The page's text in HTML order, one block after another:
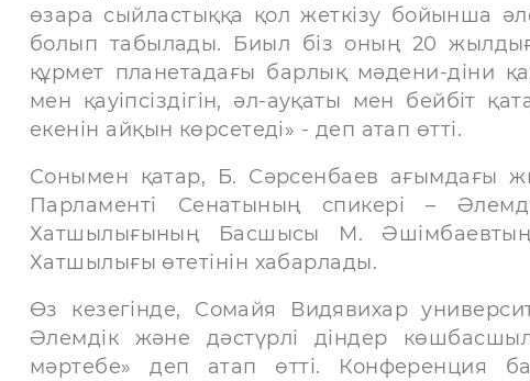
өзара сыйластыққа қол жеткізу бойынша
болып табылады. Биыл біз оның 20
құрмет планетадағы барлық мәдени-діни
мен қауіпсіздігін, әл-ауқаты мен бейбіт
екенін айқын көрсетеді» - деп атап өтті.
Сонымен қатар, Б. Сәрсенбаев ағымдағы
Парламенті Сенатының спикері –
Хатшылығының Басшысы М.
Хатшылығы өтетінін хабарлады.
Өз кезегінде, Сомайя Видявихар
Әлемдік және дәстүрлі діндер
мәртебе» деп атап өтті. Конференция